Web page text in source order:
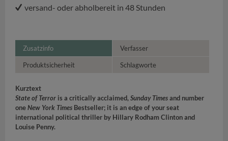
versand- oder abholbereit in 48 Stunden
Zusatzinfo Verfasser
Produktsicherheit Schlagworte
Kurztext
State of Terror is a critically acclaimed, Sunday Timesand number
oneNew York Times Bestseller; it is an edge of your seat
international political thriller by Hillary Rodham Clinton and
Louise Penny.